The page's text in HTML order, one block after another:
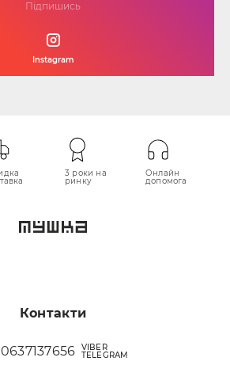
Підпишись
Instagram
3 роки на
ринку
Онлайн
допомога
Контакти
VIBER
TELEGRAM